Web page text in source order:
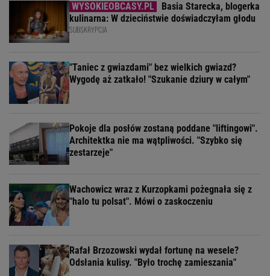
Basia Starecka, blogerka
kulinarna: W dzieciństwie doświadczyłam głodu
SUBSKRYPCJA
"Taniec z gwiazdami" bez wielkich gwiazd?
Wygodę aż zatkało! "Szukanie dziury w całym"
Pokoje dla posłów zostaną poddane "liftingowi".
Architektka nie ma wątpliwości. "Szybko się
zestarzeje"
Wachowicz wraz z Kurzopkami pożegnała się z
"halo tu polsat". Mówi o zaskoczeniu
Rafał Brzozowski wydał fortunę na wesele?
Odsłania kulisy. "Było trochę zamieszania"